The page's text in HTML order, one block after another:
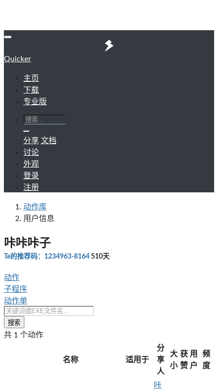
Quicker
主页
下载
专业版
分享 文档
讨论
外观
登录
注册
动作库
用户信息
咔咔咔子
Ta的推荐码：1234963-8164 510天
动作
子程序
动作单
搜索
共 1 个动作
名称 适用于
分
享
人
大
小
获
赞
用
户
频
度
咔